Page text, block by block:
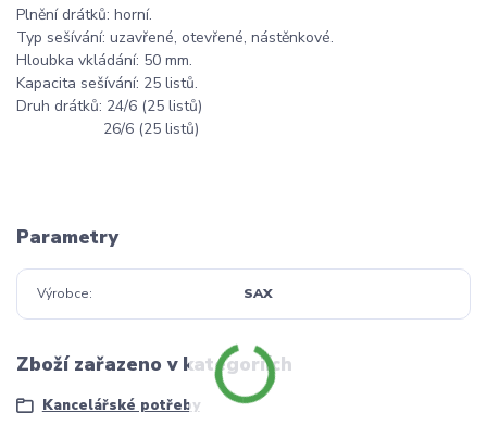
Plnění drátků: horní.
Typ sešívání: uzavřené, otevřené, nástěnkové.
Hloubka vkládání: 50 mm.
Kapacita sešívání: 25 listů.
Druh drátků: 24/6 (25 listů)
26/6 (25 listů)
Parametry
Výrobce SAX
Zboží zařazeno v kategoriích
Kancelářské potřeby